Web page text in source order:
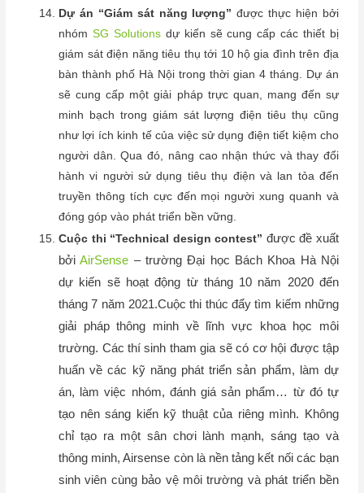
Dự án “Giám sát năng lượng” được thực hiện bởi
nhóm SG Solutionsdự kiến sẽ cung cấp các thiết bị
giám sát điện năng tiêu thụ tới 10 hộ gia đình trên địa
bàn thành phố Hà Nội trong thời gian 4 tháng. Dự án
sẽ cung cấp một giải pháp trực quan, mang đến sự
minh bạch trong giám sát lượng điện tiêu thụ cũng
như lợi ích kinh tế của việc sử dụng điện tiết kiệm cho
người dân. Qua đó, nâng cao nhận thức và thay đổi
hành vi người sử dụng tiêu thụ điện và lan tỏa đến
truyền thông tích cực đến mọi người xung quanh và
đóng góp vào phát triển bền vững.
Cuộc thi “Technical design contest” được đề xuất
bởiAirSense – trường Đại học Bách Khoa Hà Nội
dự kiến sẽ hoạt động từ tháng 10 năm 2020 đến
tháng 7 năm 2021.Cuộc thi thúc đẩy tìm kiếm những
giải pháp thông minh về lĩnh vực khoa học môi
trường. Các thí sinh tham gia sẽ có cơ hội được tập
huấn về các kỹ năng phát triển sản phẩm, làm dự
án, làm việc nhóm, đánh giá sản phẩm… từ đó tự
tạo nên sáng kiến kỹ thuật của riêng mình. Không
chỉ tạo ra một sân chơi lành mạnh, sáng tạo và
thông minh, Airsense còn là nền tảng kết nối các bạn
sinh viên cùng bảo vệ môi trường và phát triển bền